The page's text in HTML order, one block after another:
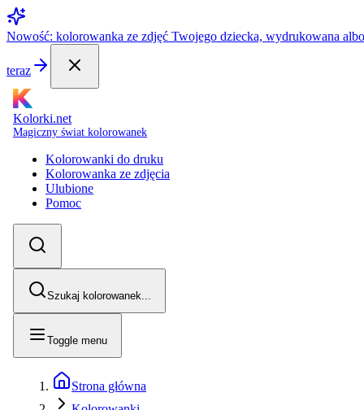
Nowość: kolorowanka ze zdjęć Twojego dziecka, wydrukowana
teraz
Kolorki.net
Magiczny świat kolorowanek
Kolorowanki do druku
Kolorowanka ze zdjęcia
Ulubione
Pomoc
Szukaj kolorowanek...
Toggle menu
Strona główna